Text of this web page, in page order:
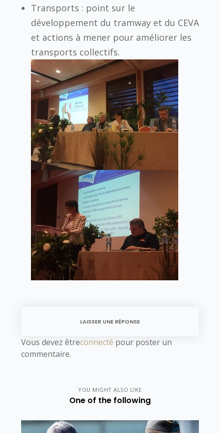
Transports : point sur le
développement du tramway et du CEVA
et actions à mener pour améliorer les
transports collectifs.
LAISSER UNE RÉPONSE
Vous devez êtreconnecté pour poster un
commentaire.
YOU MIGHT ALSO LIKE
One of the following